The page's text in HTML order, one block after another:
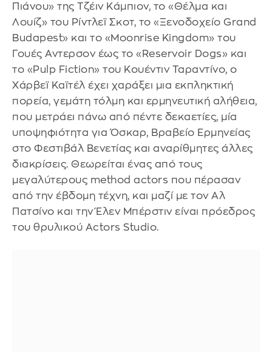
Πιάνου» της Τζέιν Κάμπιον, το «Θέλμα και
Λουίζ» του Ρίντλεϊ Σκοτ, το «Ξενοδοχείο Grand
Budapest» και το «Moonrise Kingdom» του
Γουές Αντερσον έως το «Reservoir Dogs» και
το «Pulp Fiction» του Κουέντιν Ταραντίνο, ο
Χάρβεϊ Καϊτέλ έχει χαράξει μια εκπληκτική
πορεία, γεμάτη τόλμη και ερμηνευτική αλήθεια,
που μετράει πάνω από πέντε δεκαετίες, μία
υποψηφιότητα για Όσκαρ, Βραβείο Ερμηνείας
στο Φεστιβάλ Βενετίας και αναρίθμητες άλλες
διακρίσεις. Θεωρείται ένας από τους
μεγαλύτερους method actors που πέρασαν
από την έβδομη τέχνη, και μαζί με τον Αλ
Πατσίνο και την Έλεν Μπέρστιν είναι πρόεδρος
του θρυλικού Actors Studio.